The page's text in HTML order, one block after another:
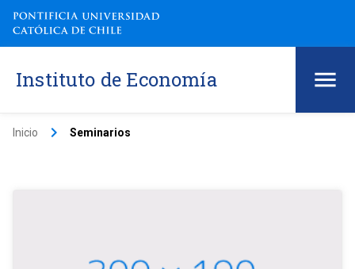
Instituto de Economía
Inicio keyboard_arrow_right Seminarios